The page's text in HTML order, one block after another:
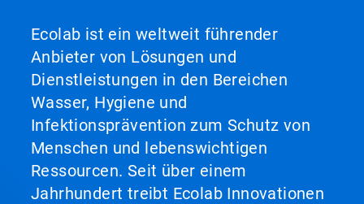
Ecolab ist ein weltweit führender
Anbieter von Lösungen und
Dienstleistungen in den Bereichen
Wasser, Hygiene und
Infektionsprävention zum Schutz von
Menschen und lebenswichtigen
Ressourcen. Seit über einem
Jahrhundert treibt Ecolab Innovationen